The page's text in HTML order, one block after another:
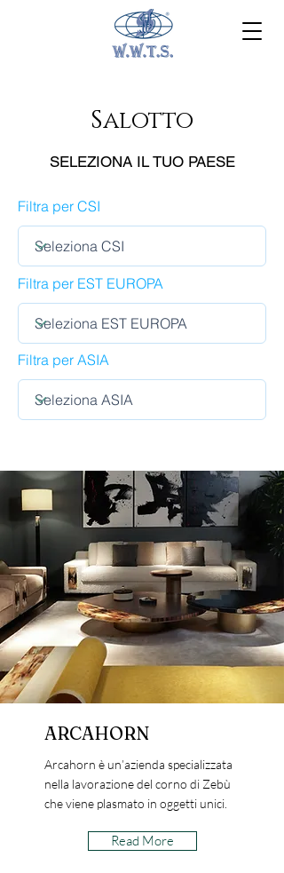
Salotto
SELEZIONA IL TUO PAESE
Filtra per CSI
Filtra per EST EUROPA
Filtra per ASIA
ARCAHORN
Arcahorn è un’azienda specializzata
nella lavorazione del corno di Zebù
che viene plasmato in oggetti unici.
Read More